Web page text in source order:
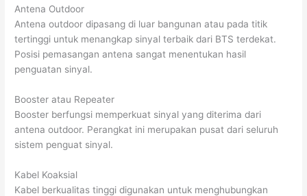
Antena Outdoor
Antena outdoor dipasang di luar bangunan atau pada titik
tertinggi untuk menangkap sinyal terbaik dari BTS terdekat.
Posisi pemasangan antena sangat menentukan hasil
penguatan sinyal.
Booster atau Repeater
Booster berfungsi memperkuat sinyal yang diterima dari
antena outdoor. Perangkat ini merupakan pusat dari seluruh
sistem penguat sinyal.
Kabel Koaksial
Kabel berkualitas tinggi digunakan untuk menghubungkan